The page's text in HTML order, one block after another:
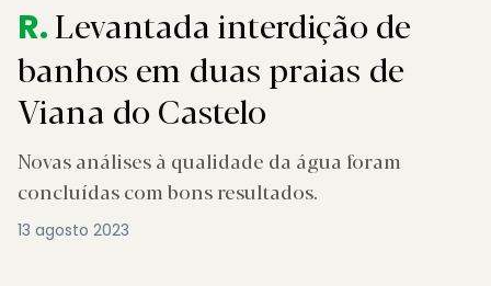
R.Levantada interdição de
banhos em duas praias de
Viana do Castelo
Novas análises à qualidade da água foram
concluídas com bons resultados.
13 agosto 2023